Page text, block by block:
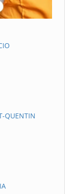
QUENTIN